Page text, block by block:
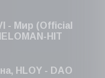
- Мир (Official
HIT
HLOY - DAO